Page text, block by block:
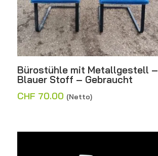
Bürostühle mit Metallgestell –
Blauer Stoff – Gebraucht
CHF 70.00 (Netto)